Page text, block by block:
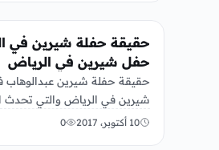
حقيقة حفلة شيرين في
حفل شيرين في الرياض
حقيقة حفلة شيرين
شيرين في الرياض والتي تحدث
10 أكتوبر، 2017 0